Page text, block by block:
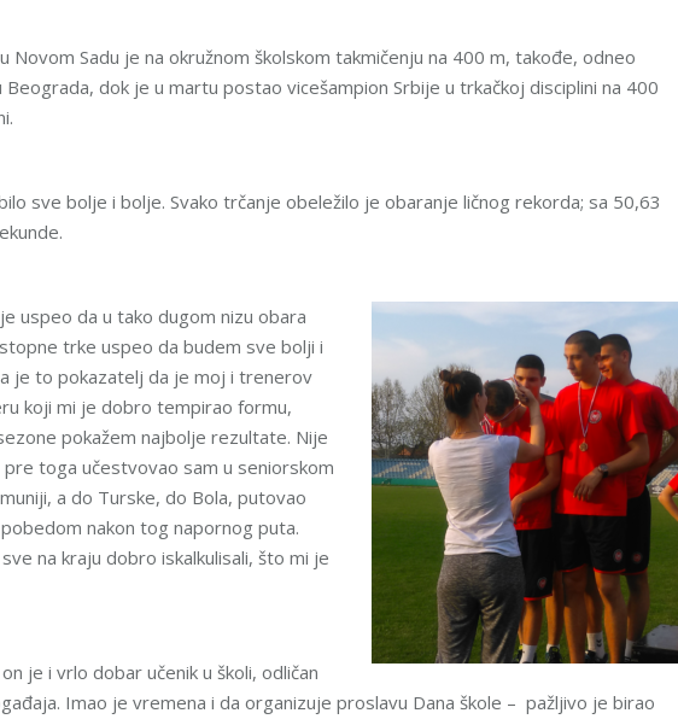
Novom Sadu je na okružnom školskom takmičenju na 400 m, takođe, odneo
dok je u martu postao vicešampion Srbije u trkačkoj disciplini na 400
sve bolje i bolje. Svako trčanje obeležilo je obaranje ličnog rekorda; sa 50,63
uspeo da u tako dugom nizu obara
trke uspeo da budem sve bolji i
je to pokazatelj da je moj i trenerov
koji mi je dobro tempirao formu,
pokažem najbolje rezultate. Nije
pre toga učestvovao sam u seniorskom
a do Turske, do Bola, putovao
nakon tog napornog puta.
na kraju dobro iskalkulisali, što mi je
je i vrlo dobar učenik u školi, odličan
Imao je vremena i da organizuje proslavu Dana škole – pažljivo je birao